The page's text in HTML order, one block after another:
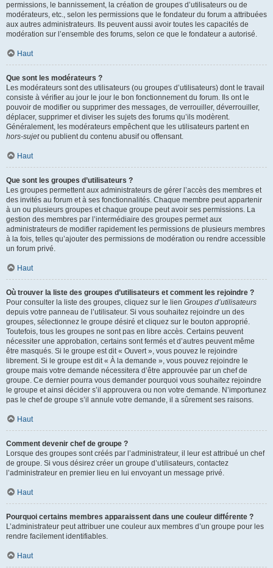
permissions, le bannissement, la création de groupes d’utilisateurs ou de
modérateurs, etc., selon les permissions que le fondateur du forum a attribuées
aux autres administrateurs. Ils peuvent aussi avoir toutes les capacités de
modération sur l’ensemble des forums, selon ce que le fondateur a autorisé.
Haut
Que sont les modérateurs ?
Les modérateurs sont des utilisateurs (ou groupes d’utilisateurs) dont le travail
consiste à vérifier au jour le jour le bon fonctionnement du forum. Ils ont le
pouvoir de modifier ou supprimer des messages, de verrouiller, déverrouiller,
déplacer, supprimer et diviser les sujets des forums qu’ils modèrent.
Généralement, les modérateurs empêchent que les utilisateurs partent en
hors-sujetou publient du contenu abusif ou offensant.
Haut
Que sont les groupes d’utilisateurs ?
Les groupes permettent aux administrateurs de gérer l’accès des membres et
des invités au forum et à ses fonctionnalités. Chaque membre peut appartenir
à un ou plusieurs groupes et chaque groupe peut avoir ses permissions. La
gestion des membres par l’intermédiaire des groupes permet aux
administrateurs de modifier rapidement les permissions de plusieurs membres
à la fois, telles qu’ajouter des permissions de modération ou rendre accessible
un forum privé.
Haut
Où trouver la liste des groupes d’utilisateurs et comment les rejoindre ?
Pour consulter la liste des groupes, cliquez sur le lien Groupes d’utilisateurs
depuis votre panneau de l’utilisateur. Si vous souhaitez rejoindre un des
groupes, sélectionnez le groupe désiré et cliquez sur le bouton approprié.
Toutefois, tous les groupes ne sont pas en libre accès. Certains peuvent
nécessiter une approbation, certains sont fermés et d’autres peuvent même
être masqués. Si le groupe est dit « Ouvert », vous pouvez le rejoindre
librement. Si le groupe est dit « À la demande », vous pouvez rejoindre le
groupe mais votre demande nécessitera d’être approuvée par un chef de
groupe. Ce dernier pourra vous demander pourquoi vous souhaitez rejoindre
le groupe et ainsi décider s’il approuvera ou non votre demande. N’importunez
pas le chef de groupe s’il annule votre demande, il a sûrement ses raisons.
Haut
Comment devenir chef de groupe ?
Lorsque des groupes sont créés par l’administrateur, il leur est attribué un chef
de groupe. Si vous désirez créer un groupe d’utilisateurs, contactez
l’administrateur en premier lieu en lui envoyant un message privé.
Haut
Pourquoi certains membres apparaissent dans une couleur différente ?
L’administrateur peut attribuer une couleur aux membres d’un groupe pour les
rendre facilement identifiables.
Haut